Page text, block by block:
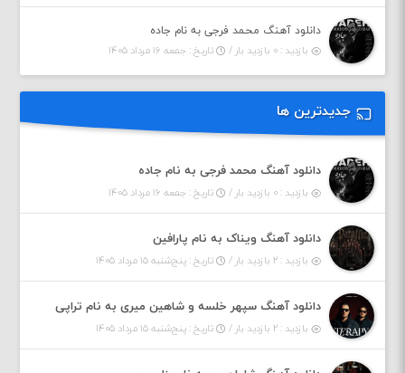
دانلود آهنگ محمد فرجی به نام جاده
بازدید : ۰ بازدید بار /
تاریخ : جمعه ۱۶ مرداد ۱۴۰۵
جدیدترین ها
دانلود آهنگ محمد فرجی به نام جاده
بازدید : ۰ بازدید بار / تاریخ : جمعه ۱۶ مرداد ۱۴۰۵
دانلود آهنگ ویناک به نام پارافین
بازدید : ۲ بازدید بار / تاریخ : پنج‌شنبه ۱۵ مرداد ۱۴۰۵
دانلود آهنگ سپهر خلسه و شاهین میری به نام تراپی
بازدید : ۲ بازدید بار / تاریخ : پنج‌شنبه ۱۵ مرداد ۱۴۰۵